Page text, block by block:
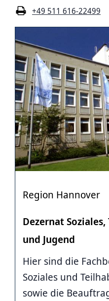
+49 511 616-22499
Region Hannover
Dezernat
und Jugend
Hier sind die
Soziales und
sowie die